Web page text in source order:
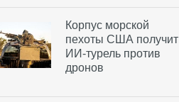
Корпус морской
пехоты США получит
ИИ-турель против
дронов